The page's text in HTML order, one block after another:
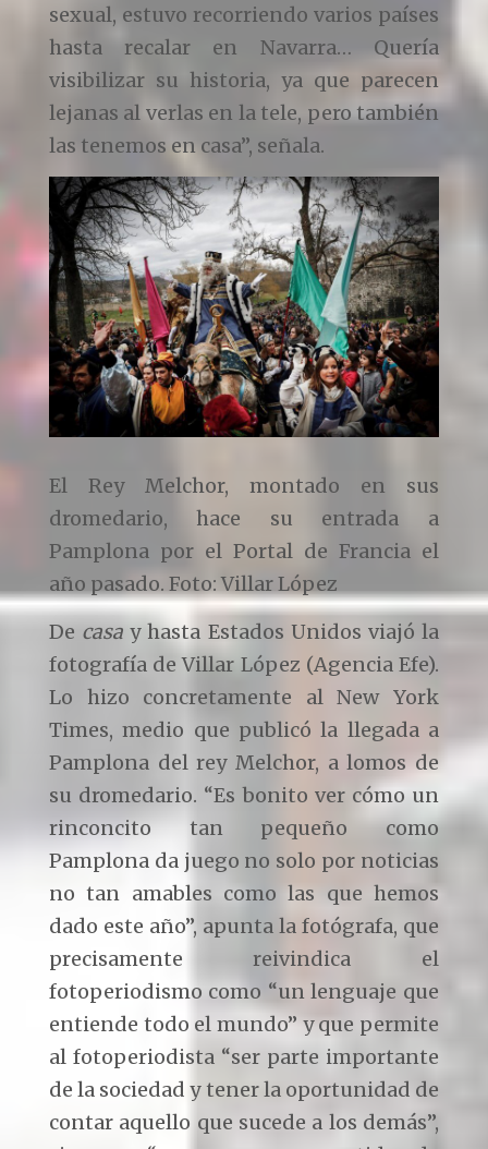
sexual, estuvo recorriendo varios países
hasta recalar en Navarra… Quería
visibilizar su historia, ya que parecen
lejanas al verlas en la tele, pero también
las tenemos en casa”, señala.
El Rey Melchor, montado en sus
dromedario, hace su entrada a
Pamplona por el Portal de Francia el
año pasado. Foto: Villar López
De casa y hasta Estados Unidos viajó la
fotografía de Villar López (Agencia Efe).
Lo hizo concretamente al New York
Times, medio que publicó la llegada a
Pamplona del rey Melchor, a lomos de
su dromedario. “Es bonito ver cómo un
rinconcito tan pequeño como
Pamplona da juego no solo por noticias
no tan amables como las que hemos
dado este año”, apunta la fotógrafa, que
precisamente reivindica el
fotoperiodismo como “un lenguaje que
entiende todo el mundo” y que permite
al fotoperiodista “ser parte importante
de la sociedad y tener la oportunidad de
contar aquello que sucede a los demás”,